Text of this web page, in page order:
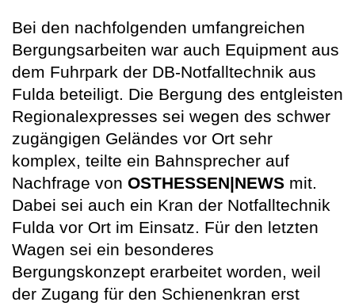
Bei den nachfolgenden umfangreichen
Bergungsarbeiten war auch Equipment aus
dem Fuhrpark der DB-Notfalltechnik aus
Fulda beteiligt. Die Bergung des entgleisten
Regionalexpresses sei wegen des schwer
zugängigen Geländes vor Ort sehr
komplex, teilte ein Bahnsprecher auf
Nachfrage von OSTHESSEN|NEWS mit.
Dabei sei auch ein Kran der Notfalltechnik
Fulda vor Ort im Einsatz. Für den letzten
Wagen sei ein besonderes
Bergungskonzept erarbeitet worden, weil
der Zugang für den Schienenkran erst